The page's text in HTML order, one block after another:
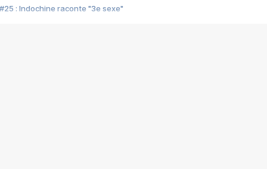
#25 : Indochine raconte "3e sexe"